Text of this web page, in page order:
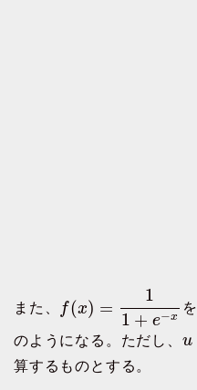
また、 f(x) =
1
1 + e−x
を
のようになる。ただし、 u
算するものとする。